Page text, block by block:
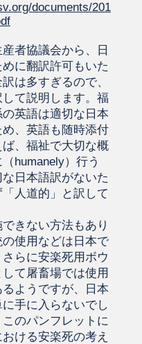
documents/201
者協議会から、日
に翻訳許可もいた
は多すぎるので、
て説明します。福
英語は適切な日本
、英語も随時添付
、福祉で大切な概
humanely）行う
な日本語訳がないた
人道的」と訳して
きない方法もあり
使用などは日本で
らに安楽死用ボウ
て屠畜場では使用
ようですが、日本
手に入らないでし
このパンフレットに
ける安楽死の考え